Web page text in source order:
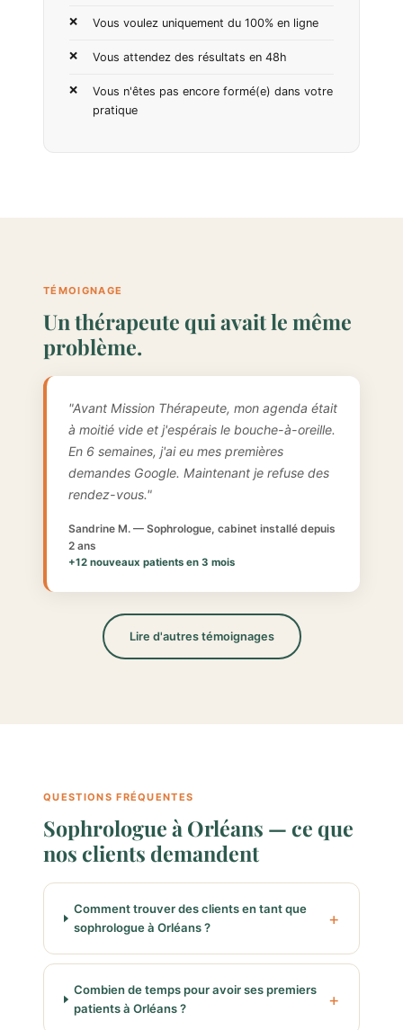
Vous voulez uniquement du 100% en ligne
Vous attendez des résultats en 48h
Vous n'êtes pas encore formé(e) dans votre
pratique
TÉMOIGNAGE
Un thérapeute qui avait le même
problème.
"Avant Mission Thérapeute, mon agenda était
à moitié vide et j'espérais le bouche-à-oreille.
En 6 semaines, j'ai eu mes premières
demandes Google. Maintenant je refuse des
rendez-vous."
Sandrine M. — Sophrologue, cabinet installé depuis
2 ans
+12 nouveaux patients en 3 mois
Lire d'autres témoignages
QUESTIONS FRÉQUENTES
Sophrologue à Orléans — ce que
nos clients demandent
Comment trouver des clients en tant que
sophrologue à Orléans ?
Combien de temps pour avoir ses premiers
patients à Orléans ?